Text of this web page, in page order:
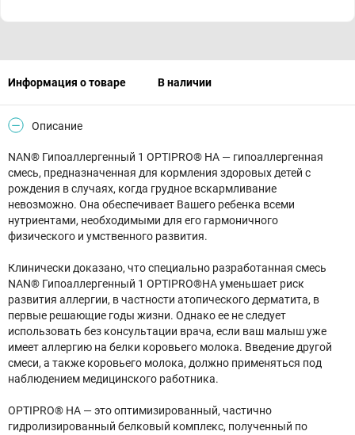
Информация о товаре В наличии
Описание
NAN® Гипоаллергенный 1 OPTIPRO® HA — гипоаллергенная
смесь, предназначенная для кормления здоровых детей с
рождения в случаях, когда грудное вскармливание
невозможно. Она обеспечивает Вашего ребенка всеми
нутриентами, необходимыми для его гармоничного
физического и умственного развития.
Клинически доказано, что специально разработанная смесь
NAN® Гипоаллергенный 1 OPTIPRO®HA уменьшает риск
развития аллергии, в частности атопического дерматита, в
первые решающие годы жизни. Однако ее не следует
использовать без консультации врача, если ваш малыш уже
имеет аллергию на белки коровьего молока. Введение другой
смеси, а также коровьего молока, должно применяться под
наблюдением медицинского работника.
OPTIPRO® HA — это оптимизированный, частично
гидролизированный белковый комплекс, полученный по